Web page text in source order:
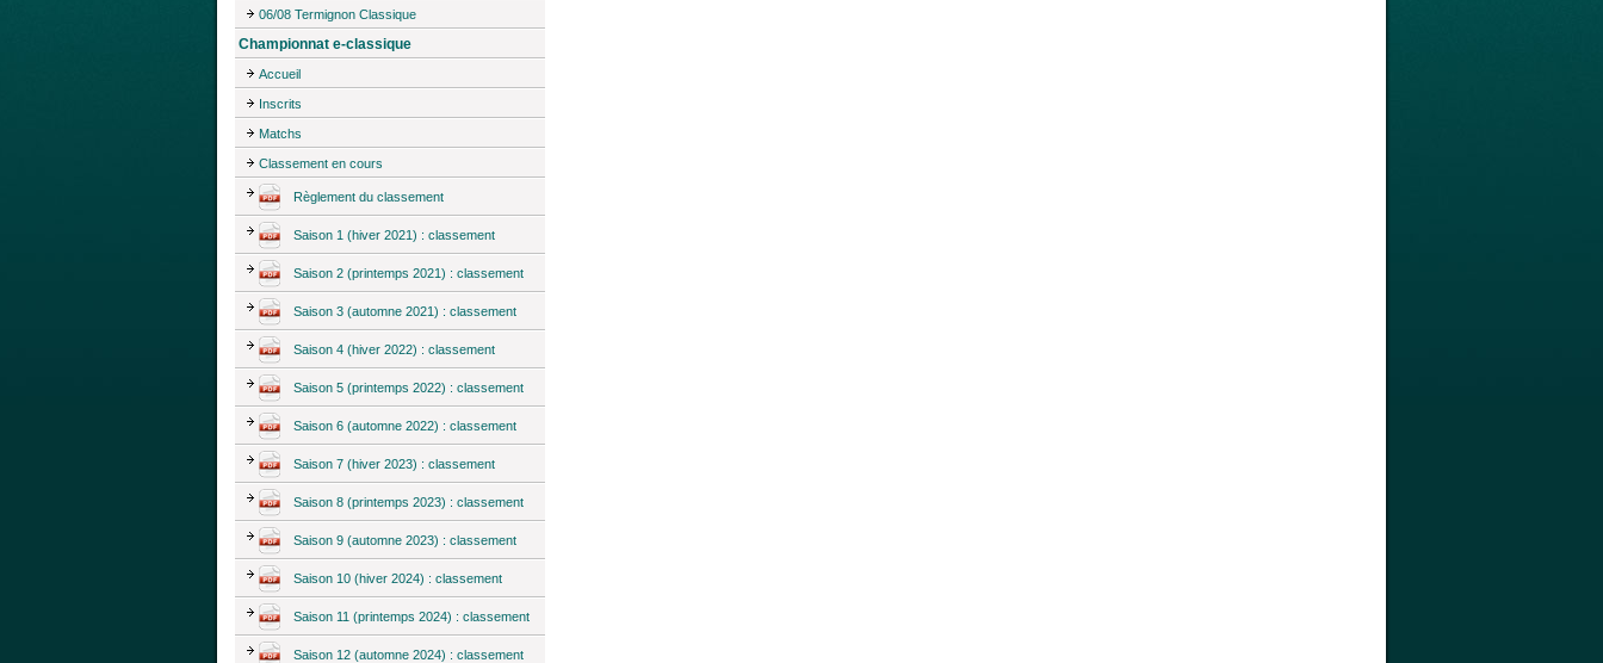
06/08 Termignon Classique
Championnat e-classique
Accueil
Inscrits
Matchs
Classement en cours
Règlement du classement
Saison 1 (hiver 2021) : classement
Saison 2 (printemps 2021) : classement
Saison 3 (automne 2021) : classement
Saison 4 (hiver 2022) : classement
Saison 5 (printemps 2022) : classement
Saison 6 (automne 2022) : classement
Saison 7 (hiver 2023) : classement
Saison 8 (printemps 2023) : classement
Saison 9 (automne 2023) : classement
Saison 10 (hiver 2024) : classement
Saison 11 (printemps 2024) : classement
Saison 12 (automne 2024) : classement